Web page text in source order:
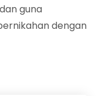
guna
dengan